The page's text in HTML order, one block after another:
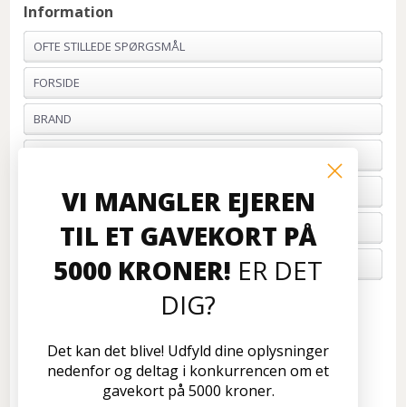
Information
OFTE STILLEDE SPØRGSMÅL
FORSIDE
BRAND
BETALING
FORTRYD ORDRE
OM OS
Formervangen 17
2600 Glostrup
VI MANGLER EJEREN
TIL ET GAVEKORT PÅ
5000 KRONER! ER DET
DIG?
Det kan det blive! Udfyld dine oplysninger
nedenfor og deltag i konkurrencen om et
gavekort på 5000 kroner.